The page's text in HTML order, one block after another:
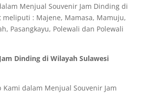
Menjual Souvenir Jam Dinding di
meliputi : Majene, Mamasa, Mamuju,
Pasangkayu, Polewali dan Polewali
Dinding di Wilayah Sulawesi
Kami dalam Menjual Souvenir Jam